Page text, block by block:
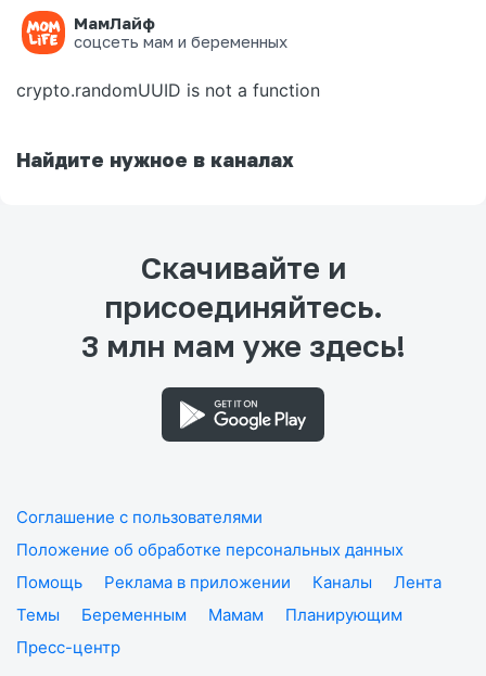
МамЛайф
соцсеть мам и беременных
Ошибка на странице
crypto.randomUUID is not a function
Найдите нужное в каналах
Скачивайте и
присоединяйтесь.
3 млн мам уже здесь!
Соглашение с пользователями
Положение об обработке персональных данных
Помощь
Реклама в приложении Каналы
Лента
Темы
Беременным Мамам
Планирующим
Пресс-центр